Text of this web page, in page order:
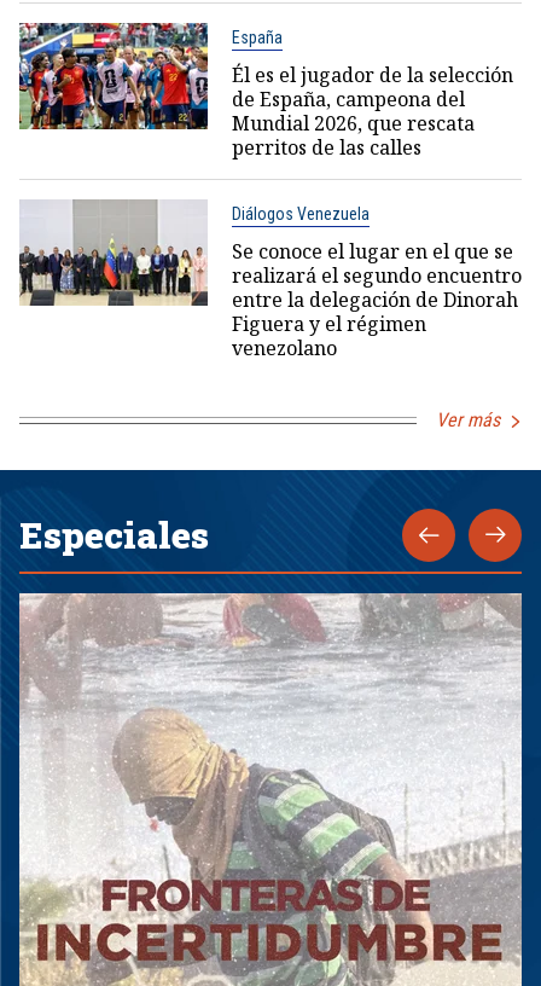
España
Él es el jugador de la selección
de España, campeona del
Mundial 2026, que rescata
perritos de las calles
Diálogos Venezuela
Se conoce el lugar en el que se
realizará el segundo encuentro
entre la delegación de Dinorah
Figuera y el régimen
venezolano
Ver más
Especiales